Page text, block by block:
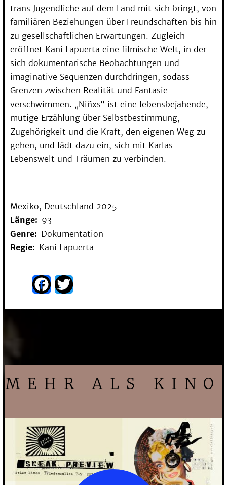
trans Jugendliche auf dem Land mit sich bringt, von
familiären Beziehungen über Freundschaften bis hin
zu gesellschaftlichen Erwartungen. Zugleich
eröffnet Kani Lapuerta eine filmische Welt, in der
sich dokumentarische Beobachtungen und
imaginative Sequenzen durchdringen, sodass
Grenzen zwischen Realität und Fantasie
verschwimmen. „Niñxs“ ist eine lebensbejahende,
mutige Erzählung über Selbstbestimmung,
Zugehörigkeit und die Kraft, den eigenen Weg zu
gehen, und lädt dazu ein, sich mit Karlas
Lebenswelt und Träumen zu verbinden.
Mexiko, Deutschland 2025
Länge
93
Genre
Dokumentation
Regie
Kani Lapuerta
Facebook
MEHR ALS KINO